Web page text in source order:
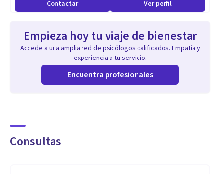
Soy comprometida. Construyo mi ética profesional desde la
idea del despliegue del potencial y el derecho al bienestar.
Amo mi trabajo!
Contactar Ver perfil
Empieza hoy tu viaje de bienestar
Accede a una amplia red de psicólogos calificados. Empatía y
experiencia a tu servicio.
Encuentra profesionales
Consultas